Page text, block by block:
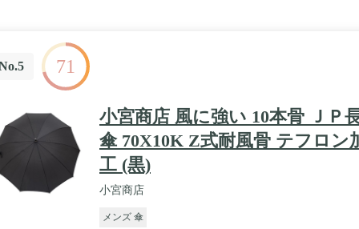
71
小宮商店 風に強い 10本骨 ＪＰ
傘 70X10K Z式耐風骨 テフロン
工 (黒)
小宮商店
メンズ 傘